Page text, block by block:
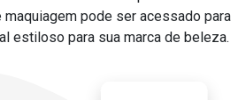
pode ser acessado para
estiloso para sua marca de beleza.